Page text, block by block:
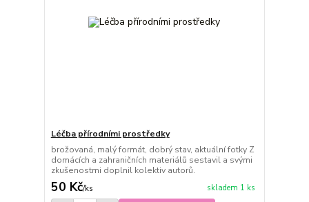
Léčba přírodními prostředky
brožovaná, malý formát, dobrý stav, aktuální fotky Z
domácích a zahraničních materiálů sestavil a svými
zkušenostmi doplnil kolektiv autorů.
50 Kč/ks skladem 1 ks